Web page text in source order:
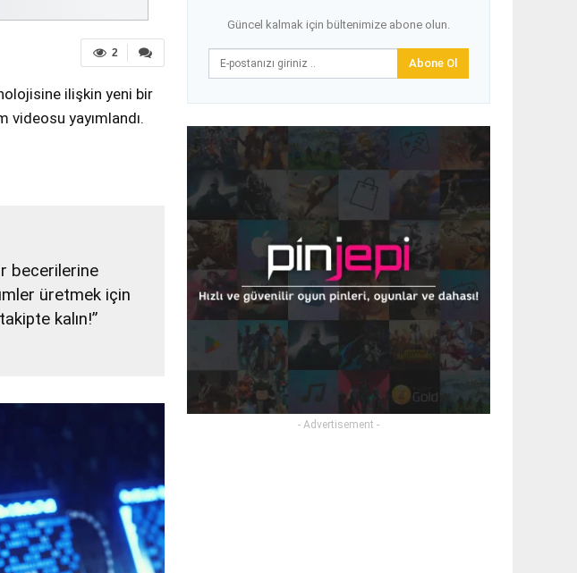
2
ilişkin yeni bir
videosu yayımlandı.
becerilerine
üretmek için
kalın!”
Güncel kalmak için bültenimize abone olun.
Abone Ol
- Advertisement -